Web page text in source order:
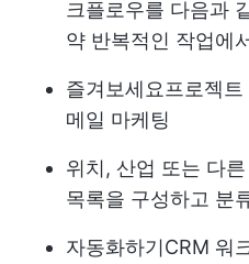
크플로우를 다음과
약 반복적인 작업에
즐겨보세요 프로젝
메일 마케팅
위치, 산업 또는 다
목록을 구성하고 분
자동화하기CRM 워